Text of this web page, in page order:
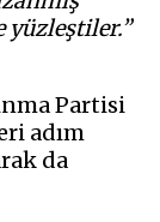
yüzleştiler.”
Partisi
adım
da